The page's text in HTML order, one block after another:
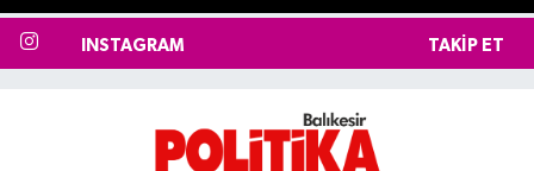
INSTAGRAM TAKIP ET